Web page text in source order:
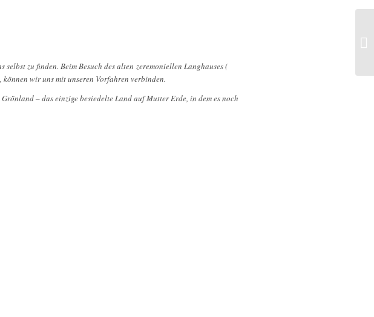
zu finden. Beim Besuch des alten zeremoniellen Langhauses (
können wir uns mit unseren Vorfahren verbinden.
– das einzige besiedelte Land auf Mutter Erde, in dem es noch